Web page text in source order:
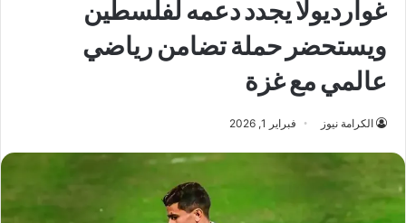
غوارديولا يجدد دعمه لفلسطين
ويستحضر حملة تضامن رياضي
عالمي مع غزة
الكرامة نيوز فبراير 1, 2026